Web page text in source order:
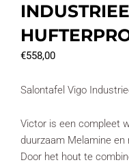
€558,00
Salontafel Vigo
Victor is een compleet
duurzaam Melamine en
Door het hout te